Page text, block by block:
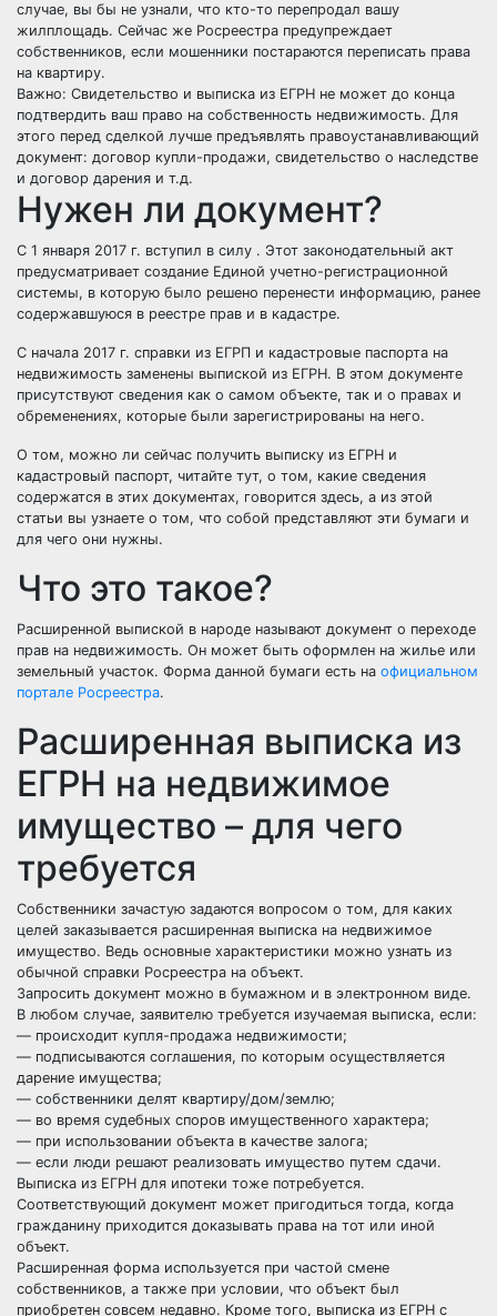
случае, вы бы не узнали, что кто-то перепродал вашу
жилплощадь. Сейчас же Росреестра предупреждает
собственников, если мошенники постараются переписать права
на квартиру.
Важно: Свидетельство и выписка из ЕГРН не может до конца
подтвердить ваш право на собственность недвижимость. Для
этого перед сделкой лучше предъявлять правоустанавливающий
документ: договор купли-продажи, свидетельство о наследстве
и договор дарения и т.д.
Нужен ли документ?
С 1 января 2017 г. вступил в силу . Этот законодательный акт
предусматривает создание Единой учетно-регистрационной
системы, в которую было решено перенести информацию, ранее
содержавшуюся в реестре прав и в кадастре.
С начала 2017 г. справки из ЕГРП и кадастровые паспорта на
недвижимость заменены выпиской из ЕГРН. В этом документе
присутствуют сведения как о самом объекте, так и о правах и
обременениях, которые были зарегистрированы на него.
О том, можно ли сейчас получить выписку из ЕГРН и
кадастровый паспорт, читайте тут, о том, какие сведения
содержатся в этих документах, говорится здесь, а из этой
статьи вы узнаете о том, что собой представляют эти бумаги и
для чего они нужны.
Что это такое?
Расширенной выпиской в народе называют документ о переходе
прав на недвижимость. Он может быть оформлен на жилье или
земельный участок. Форма данной бумаги есть на официальном
портале Росреестра.
Расширенная выписка из
ЕГРН на недвижимое
имущество – для чего
требуется
Собственники зачастую задаются вопросом о том, для каких
целей заказывается расширенная выписка на недвижимое
имущество. Ведь основные характеристики можно узнать из
обычной справки Росреестра на объект.
Запросить документ можно в бумажном и в электронном виде.
В любом случае, заявителю требуется изучаемая выписка, если:
— происходит купля-продажа недвижимости;
— подписываются соглашения, по которым осуществляется
дарение имущества;
— собственники делят квартиру/дом/землю;
— во время судебных споров имущественного характера;
— при использовании объекта в качестве залога;
— если люди решают реализовать имущество путем сдачи.
Выписка из ЕГРН для ипотеки тоже потребуется.
Соответствующий документ может пригодиться тогда, когда
гражданину приходится доказывать права на тот или иной
объект.
Расширенная форма используется при частой смене
собственников, а также при условии, что объект был
приобретен совсем недавно. Кроме того, выписка из ЕГРН с